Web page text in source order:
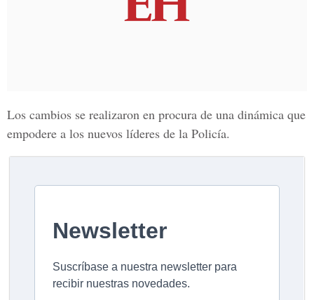
Los cambios se realizaron en procura de una dinámica que
empodere a los nuevos líderes de la Policía.